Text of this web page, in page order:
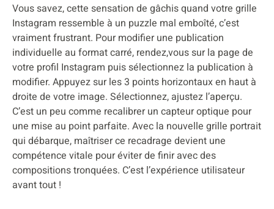
Vous savez, cette sensation de gâchis quand votre grille
Instagram ressemble à un puzzle mal emboîté, c’est
vraiment frustrant. Pour modifier une publication
individuelle au format carré, rendez,vous sur la page de
votre profil Instagram puis sélectionnez la publication à
modifier. Appuyez sur les 3 points horizontaux en haut à
droite de votre image. Sélectionnez, ajustez l’aperçu.
C’est un peu comme recalibrer un capteur optique pour
une mise au point parfaite. Avec la nouvelle grille portrait
qui débarque, maîtriser ce recadrage devient une
compétence vitale pour éviter de finir avec des
compositions tronquées. C’est l’expérience utilisateur
avant tout !